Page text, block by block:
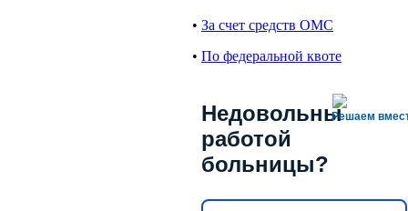
• За счет средств ОМС
• По федеральной квоте
Решаем
Недовольны
работой
больницы?